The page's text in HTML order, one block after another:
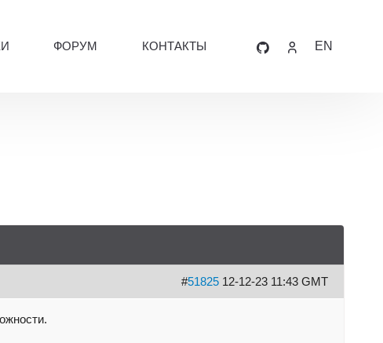
ФОРУМ КОНТАКТЫ EN
#51825 12-12-23 11:43 GMT